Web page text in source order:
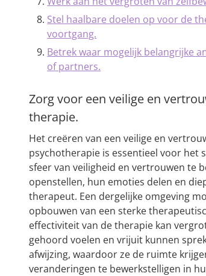
Stel haalbare doelen op voor de
voortgang.
Betrek waar mogelijk belangrijke
of partners.
Zorg voor een veilige en
therapie.
Het creëren van een veilige en
psychotherapie is essentieel voor het
sfeer van veiligheid en vertrouwen te
openstellen, hun emoties delen en
therapeut. Een dergelijke omgeving
opbouwen van een sterke
effectiviteit van de therapie kan
gehoord voelen en vrijuit kunnen
afwijzing, waardoor ze de ruimte
veranderingen te bewerkstelligen in